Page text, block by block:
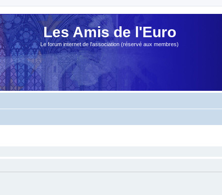
Les Amis de l'Euro
Le forum internet de l'association (réservé aux membres)